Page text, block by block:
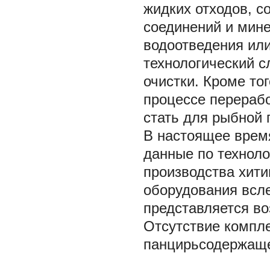
жидких отходов,
соединений и
водоотведения
технологический
очистки. Кроме
процессе
стать для
В настоящее
данные по
производства
оборудования
представляется
Отсутствие